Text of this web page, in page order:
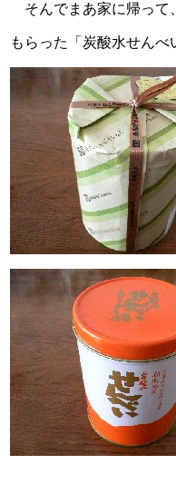
そんでまあ家に帰って
もらった「炭酸水せんべ